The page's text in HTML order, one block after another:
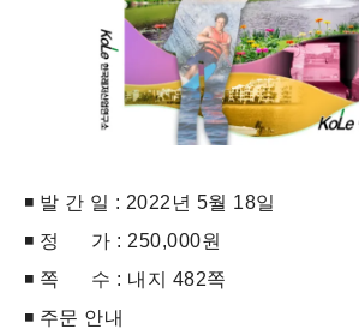
◾ 발 간 일 : 2022년 5월 18일
◾ 정 가 : 250,000원
◾ 쪽 수 : 내지 482쪽
◾ 주문 안내